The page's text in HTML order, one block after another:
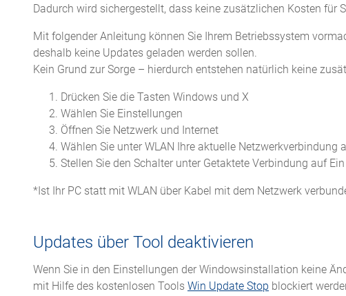
Dadurch wird sichergestellt, dass keine zusätzlichen Kosten für
Mit folgender Anleitung können Sie Ihrem Betriebssystem
deshalb keine Updates geladen werden sollen.
Kein Grund zur Sorge – hierdurch entstehen natürlich keine
Drücken Sie die Tasten Windows und X
Wählen Sie Einstellungen
Öffnen Sie Netzwerk und Internet
Wählen Sie unter WLAN Ihre aktuelle Netzwerkverbindung
Stellen Sie den Schalter unter Getaktete Verbindung auf Ein
*Ist Ihr PC statt mit WLAN über Kabel mit dem Netzwerk
Updates über Tool deaktivieren
Wenn Sie in den Einstellungen der Windowsinstallation keine
mit Hilfe des kostenlosen Tools Win Update Stop blockiert